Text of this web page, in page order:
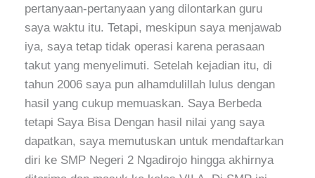
pertanyaan-pertanyaan yang dilontarkan guru
saya waktu itu. Tetapi, meskipun saya menjawab
iya, saya tetap tidak operasi karena perasaan
takut yang menyelimuti. Setelah kejadian itu, di
tahun 2006 saya pun alhamdulillah lulus dengan
hasil yang cukup memuaskan. Saya Berbeda
tetapi Saya Bisa Dengan hasil nilai yang saya
dapatkan, saya memutuskan untuk mendaftarkan
diri ke SMP Negeri 2 Ngadirojo hingga akhirnya